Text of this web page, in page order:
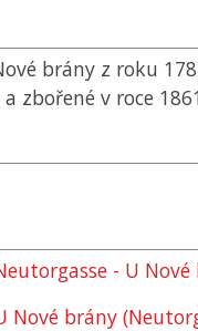
brány z roku
zbořené v roce
- U
Nové brány